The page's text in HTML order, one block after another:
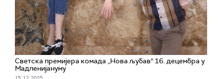
Светска премијера комада „Нова љубав“ 16. децембра у
Мадленијануму